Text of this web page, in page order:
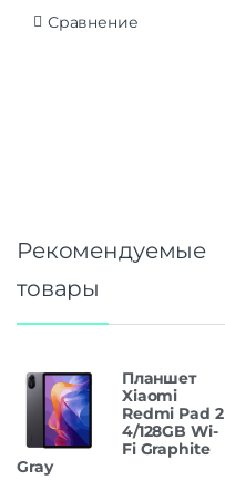
Сравнение
Рекомендуемые
товары
Планшет
Xiaomi
Redmi Pad 2
4/128GB Wi-
Fi Graphite
Gray